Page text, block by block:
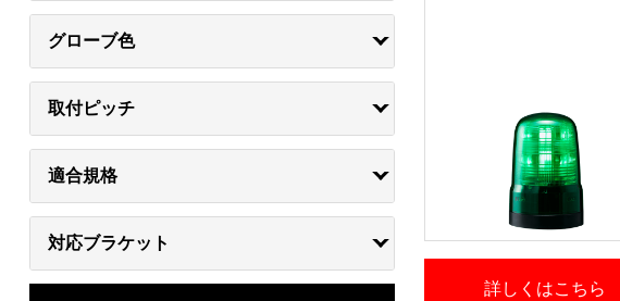
グローブ色
取付ピッチ
適合規格
対応ブラケット
詳しくはこちら